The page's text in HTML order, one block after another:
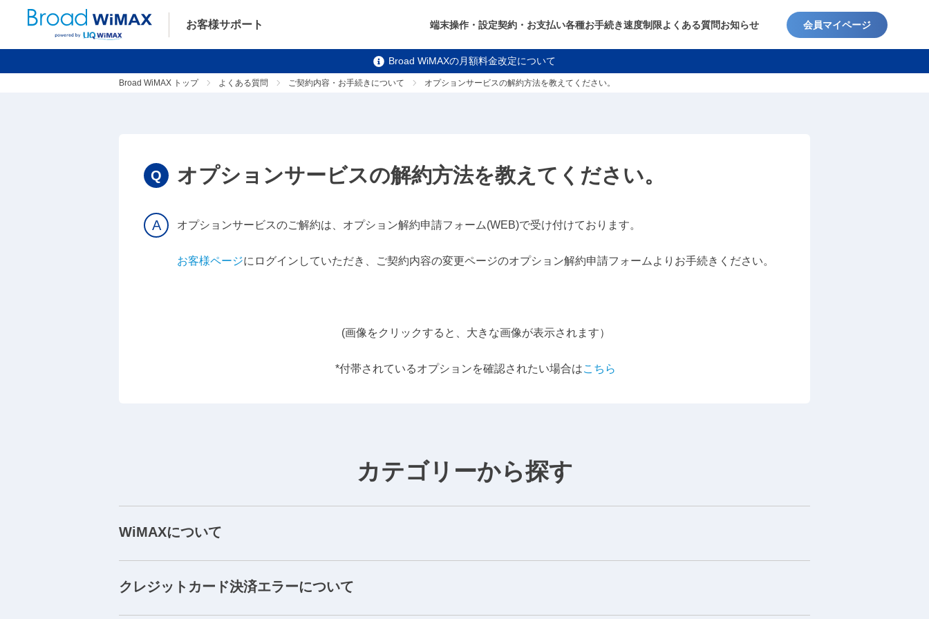
お客様サポート 端末操作・設定契約・お支払い各種お手続き速度制限よくある質問お知らせ 会員マイページ
Broad WiMAXの月額料金改定について
Broad WiMAX トップ よくある質問 ご契約内容・お手続きについて オプションサービスの解約方法を教えてください。
オプションサービスの解約方法を教えてください。
オプションサービスのご解約は、オプション解約申請フォーム(WEB)で受け付けております。
お客様ページにログインしていただき、ご契約内容の変更ページのオプション解約申請フォームよりお手続きください。
(画像をクリックすると、大きな画像が表示されます）
*付帯されているオプションを確認されたい場合はこちら
カテゴリーから探す
WiMAXについて
クレジットカード決済エラーについて